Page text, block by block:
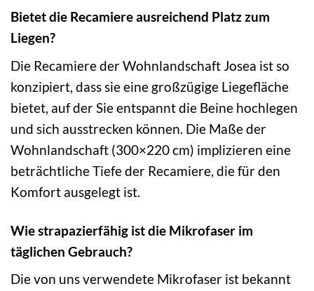
Bietet die Recamiere ausreichend Platz zum
Liegen?
Die Recamiere der Wohnlandschaft Josea ist so
konzipiert, dass sie eine großzügige Liegefläche
bietet, auf der Sie entspannt die Beine hochlegen
und sich ausstrecken können. Die Maße der
Wohnlandschaft (300×220 cm) implizieren eine
beträchtliche Tiefe der Recamiere, die für den
Komfort ausgelegt ist.
Wie strapazierfähig ist die Mikrofaser im
täglichen Gebrauch?
Die von uns verwendete Mikrofaser ist bekannt